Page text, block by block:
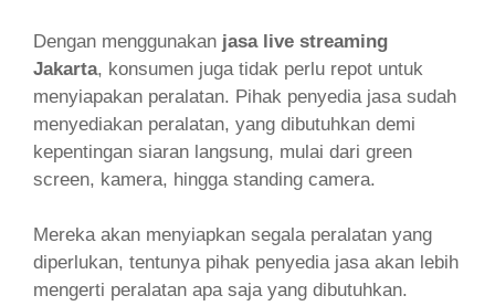
Dengan menggunakan jasa live streaming
Jakarta, konsumen juga tidak perlu repot untuk
menyiapakan peralatan. Pihak penyedia jasa sudah
menyediakan peralatan, yang dibutuhkan demi
kepentingan siaran langsung, mulai dari green
screen, kamera, hingga standing camera.
Mereka akan menyiapkan segala peralatan yang
diperlukan, tentunya pihak penyedia jasa akan lebih
mengerti peralatan apa saja yang dibutuhkan.